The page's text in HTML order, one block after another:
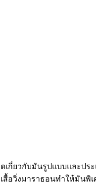
กี่ยวกับมันรูปแบบและป
อวิ่งมาราธอนทำให้มัน